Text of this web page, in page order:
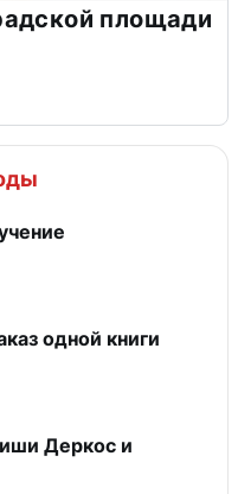
площади
одной книги
Деркос и